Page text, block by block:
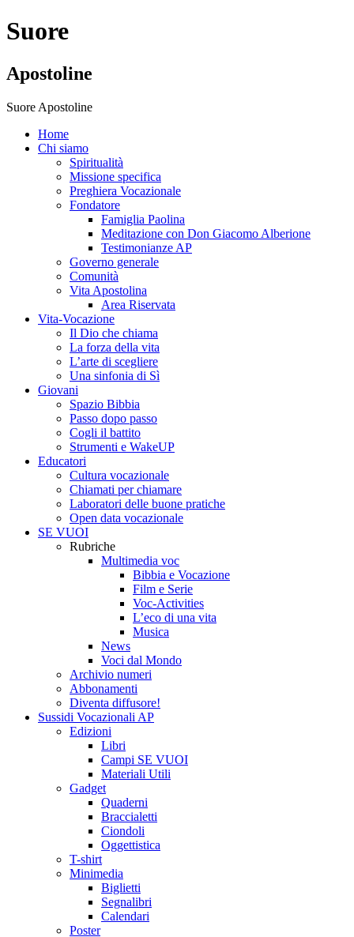
Suore
Apostoline
Suore Apostoline
Home
Chi siamo
Spiritualità
Missione specifica
Preghiera Vocazionale
Fondatore
Famiglia Paolina
Meditazione con Don Giacomo Alberione
Testimonianze AP
Governo generale
Comunità
Vita Apostolina
Area Riservata
Vita-Vocazione
Il Dio che chiama
La forza della vita
L’arte di scegliere
Una sinfonia di Sì
Giovani
Spazio Bibbia
Passo dopo passo
Cogli il battito
Strumenti e WakeUP
Educatori
Cultura vocazionale
Chiamati per chiamare
Laboratori delle buone pratiche
Open data vocazionale
SE VUOI
Rubriche
Multimedia voc
Bibbia e Vocazione
Film e Serie
Voc-Activities
L’eco di una vita
Musica
News
Voci dal Mondo
Archivio numeri
Abbonamenti
Diventa diffusore!
Sussidi Vocazionali AP
Edizioni
Libri
Campi SE VUOI
Materiali Utili
Gadget
Quaderni
Braccialetti
Ciondoli
Oggettistica
T-shirt
Minimedia
Biglietti
Segnalibri
Calendari
Poster